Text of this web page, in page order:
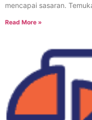
mencapai sasaran.
Read More »